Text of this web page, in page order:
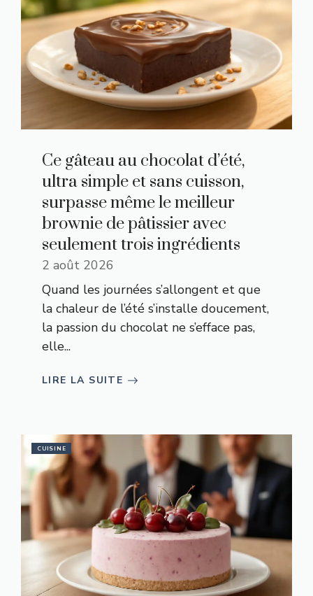
Ce gâteau au chocolat d’été,
ultra simple et sans cuisson,
surpasse même le meilleur
brownie de pâtissier avec
seulement trois ingrédients
2 août 2026
Quand les journées s’allongent et que
la chaleur de l’été s’installe doucement,
la passion du chocolat ne s’efface pas,
elle...
LIRE LA SUITE
CUISINE